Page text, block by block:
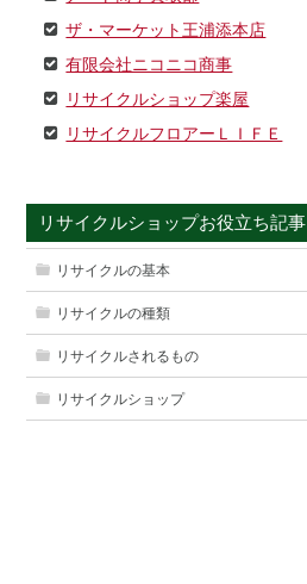
ザ・マーケット王浦添本店
有限会社ニコニコ商事
リサイクルショップ楽屋
リサイクルフロアーＬＩＦＥ
リサイクルショップお役立ち記事
リサイクルの基本
リサイクルの種類
リサイクルされるもの
リサイクルショップ